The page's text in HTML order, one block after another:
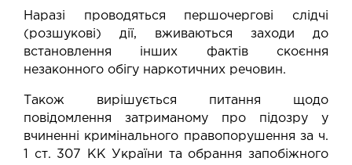
Наразі проводяться першочергові слідчі
(розшукові) дії, вживаються заходи до
встановлення інших фактів скоєння
незаконного обігу наркотичних речовин.
Також вирішується питання щодо
повідомлення затриманому про підозру у
вчиненні кримінального правопорушення за ч.
1 ст. 307 КК України та обрання запобіжного